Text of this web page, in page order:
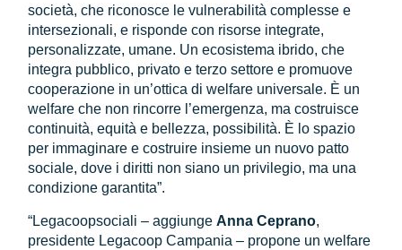
società, che riconosce le vulnerabilità complesse e
intersezionali, e risponde con risorse integrate,
personalizzate, umane. Un ecosistema ibrido, che
integra pubblico, privato e terzo settore e promuove
cooperazione in un’ottica di welfare universale. È un
welfare che non rincorre l’emergenza, ma costruisce
continuità, equità e bellezza, possibilità. È lo spazio
per immaginare e costruire insieme un nuovo patto
sociale, dove i diritti non siano un privilegio, ma una
condizione garantita”.
“Legacoopsociali – aggiungeAnna Ceprano,
presidente Legacoop Campania – propone un welfare